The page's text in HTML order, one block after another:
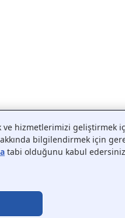
hizmetlerimizi geliştirmek
bilgilendirmek için
tabi olduğunu kabul